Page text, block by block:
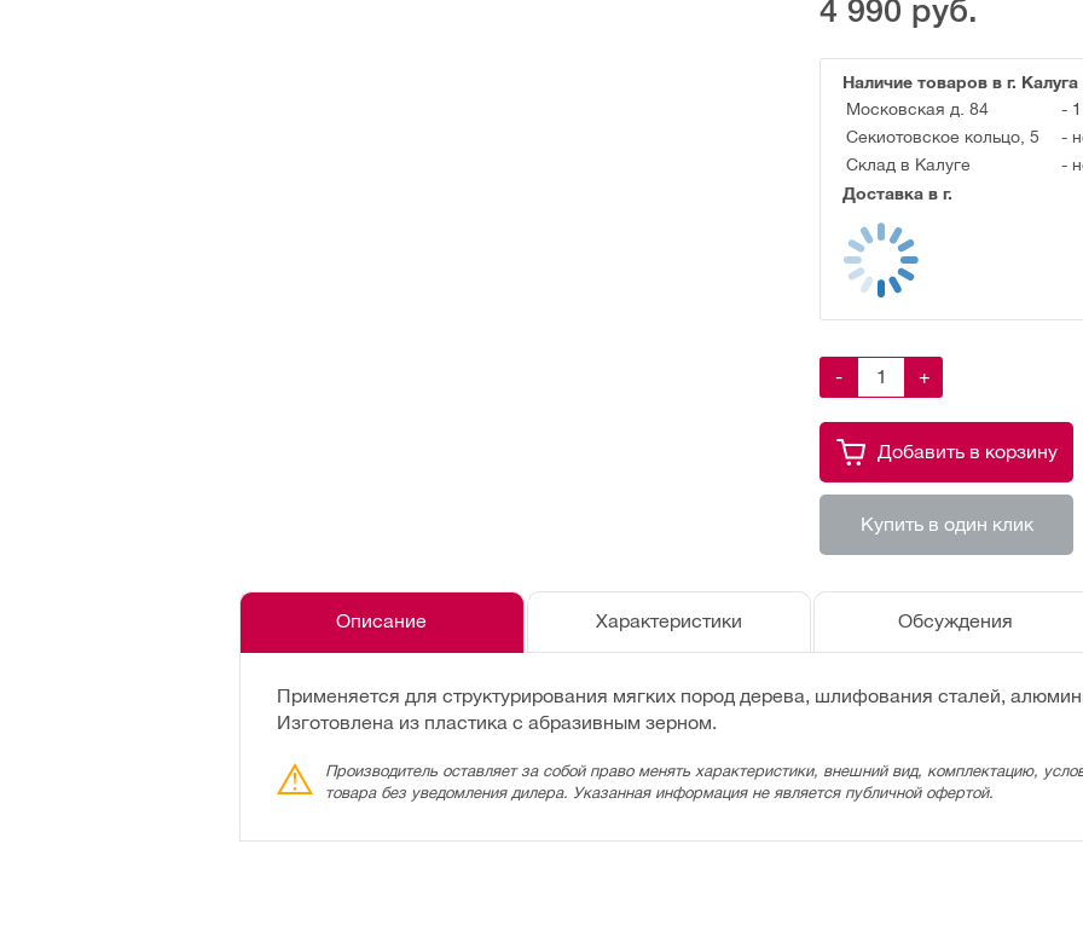
4 990 руб.
Наличие товаров в г. Калуга
Московская д. 84
-
Секиотовское кольцо, 5
-
Склад в Калуге
-
Доставка в г.
- +
Добавить в корзину
Купить в один клик
Описание Характеристики Обсуждения
Применяется для структурирования мягких пород дерева, шлифования сталей,
Изготовлена из пластика с абразивным зерном.
Производитель оставляет за собой право менять характеристики, внешний вид, комплектацию,
товара без уведомления дилера. Указанная информация не является публичной офертой.